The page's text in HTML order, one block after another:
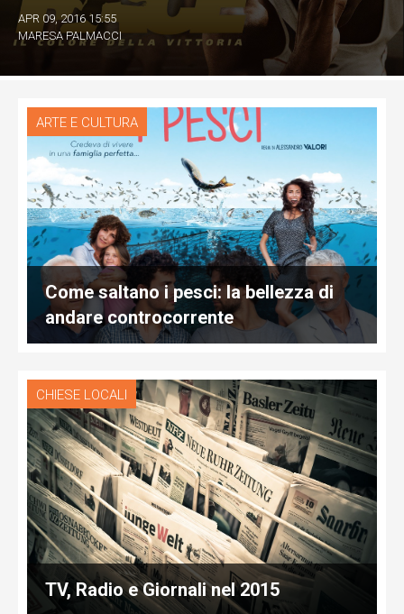
APR 09, 2016 15:55
MARESA PALMACCI
ARTE E CULTURA
Come saltano i pesci: la bellezza di
andare controcorrente
CHIESE LOCALI
TV, Radio e Giornali nel 2015